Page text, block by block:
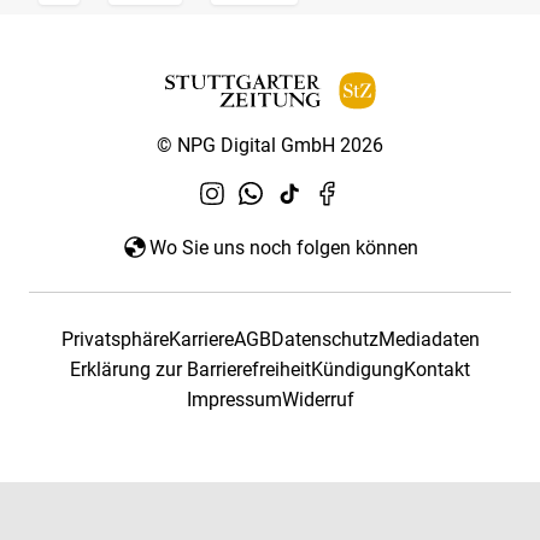
© NPG Digital GmbH 2026
Wo Sie uns noch folgen können
PrivatsphäreKarriereAGBDatenschutzMediadaten
Erklärung zur BarrierefreiheitKündigungKontakt
ImpressumWiderruf